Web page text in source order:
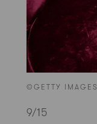
©GETTY IMAGES
9/15